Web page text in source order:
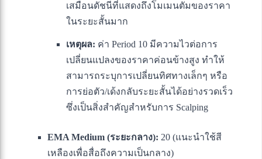
เสมือนดัชนีที่แสดงถึงโมเมนตัมของราคา
ในระยะสั้นมาก
เหตุผล: ค่า Period 10 มีความไวต่อการ
เปลี่ยนแปลงของราคาค่อนข้างสูง ทำให้
สามารถระบุการเปลี่ยนทิศทางเล็กๆ หรือ
การย่อตัว/เด้งกลับระยะสั้นได้อย่างรวดเร็ว
ซึ่งเป็นสิ่งสำคัญสำหรับการ Scalping
EMA Medium (ระยะกลาง): 20 (แนะนำใช้สี
เหลืองเพื่อสื่อถึงความเป็นกลาง)